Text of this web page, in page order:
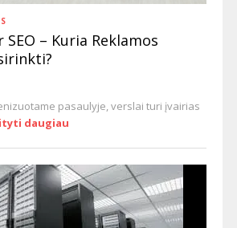
SEO – Kuria Reklamos
pasaulyje, verslai turi įvairias
daugiau